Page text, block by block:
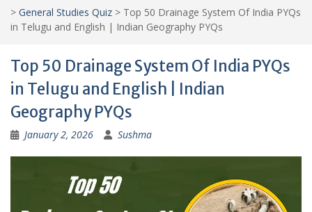
> General Studies Quiz > Top 50 Drainage System Of India PYQs
in Telugu and English | Indian Geography PYQs
Top 50 Drainage System Of India PYQs
in Telugu and English | Indian
Geography PYQs
January 2, 2026 Sushma